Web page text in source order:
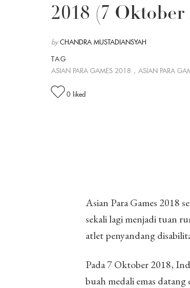
2018 (7 Oktober
by CHANDRA MUSTADIANSYAH
TAG
ASIAN PARA GAMES 2018 , ASIAN PARA
0 liked
Asian Para Games 2018
sekali lagi menjadi tuan
atlet penyandang
Pada 7 Oktober 2018,
buah medali emas